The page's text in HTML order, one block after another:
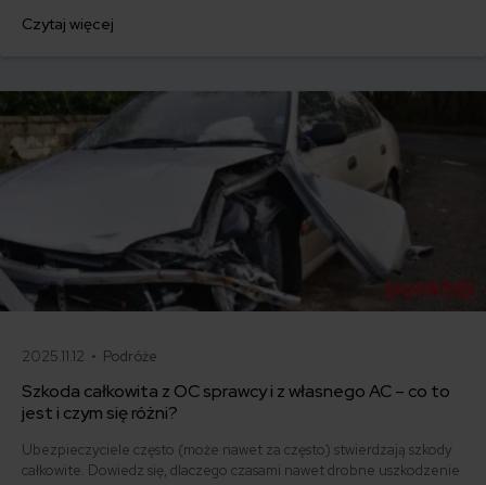
który wyceni za rzeczoznawca. Zobacz, jak dostać odszkodowanie z
Czytaj więcej
2025.11.12 • Podróże
Szkoda całkowita z OC sprawcy i z własnego AC – co to
jest i czym się różni?
Ubezpieczyciele często (może nawet za często) stwierdzają szkody
całkowite. Dowiedz się, dlaczego czasami nawet drobne uszkodzenie